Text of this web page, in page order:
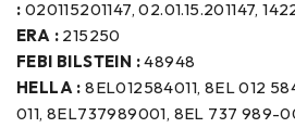
: 020115201147, 02.01.15.201147,
ERA : 215250
FEBI BILSTEIN :48948
HELLA : 8EL012584011, 8EL 012
011, 8EL737989001, 8EL 737 989-